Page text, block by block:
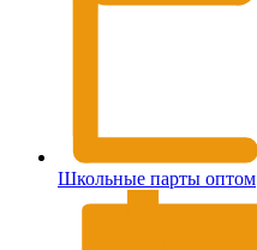
Школьные парты оптом